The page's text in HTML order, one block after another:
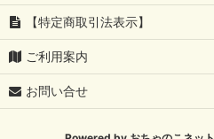
【特定商取引法表示】
ご利用案内
お問い合せ